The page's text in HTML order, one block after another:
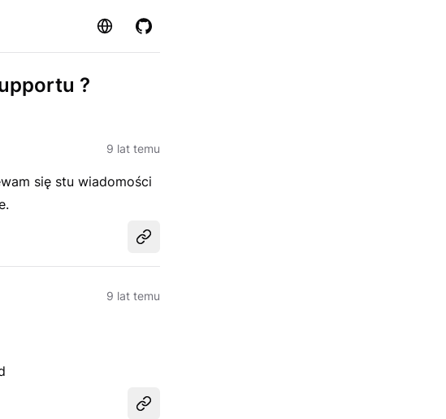
Strona GitHub
?
9 lat temu
się stu wiadomości
Udostępnij
9 lat temu
Udostępnij